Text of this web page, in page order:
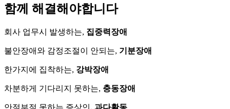
함께 해결해야합니다
회사 업무시 발생하는, 집중력장애
불안장애와 감정조절이 안되는, 기분장애
한가지에 집착하는, 강박장애
차분하게 기다리지 못하는, 충동장애
안절부절 못하는 증상인, 과다활동